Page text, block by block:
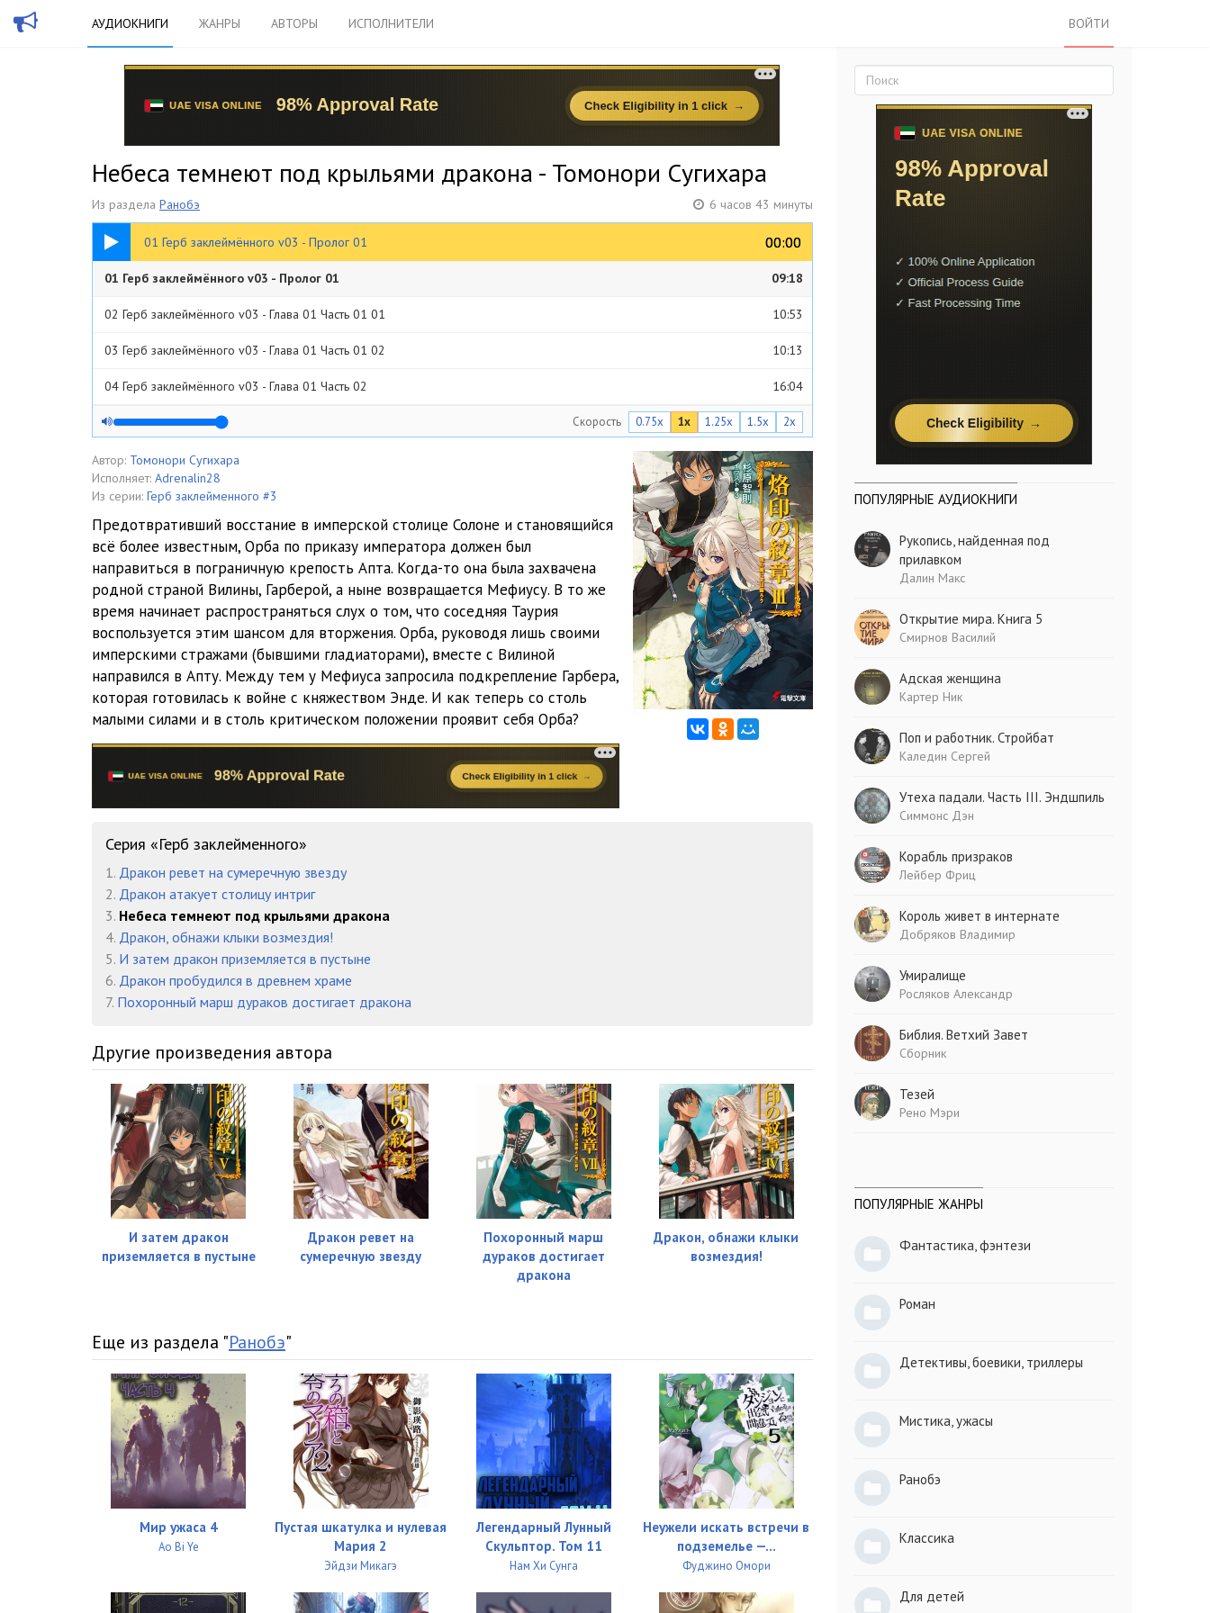
АУДИОКНИГИ ЖАНРЫ АВТОРЫ ИСПОЛНИТЕЛИ ВОЙТИ
Небеса темнеют под крыльями дракона - Томонори Сугихара
Из раздела Ранобэ 6 часов 43 минуты
01 Герб заклеймённого v03 - Пролог 01 00:00
00:00
09:18
01 Герб заклеймённого v03 - Пролог 01 09:18
02 Герб заклеймённого v03 - Глава 01 Часть 01 01 10:53
03 Герб заклеймённого v03 - Глава 01 Часть 01 02 10:13
04 Герб заклеймённого v03 - Глава 01 Часть 02 16:04
05 Герб заклеймённого v03 - Глава 01 Часть 03 15:16
06 Герб заклеймённого v03 - Глава 02 Часть 01 01 13:09
07 Герб заклеймённого v03 - Глава 02 Часть 01 02 07:57
08 Герб заклеймённого v03 - Глава 02 Часть 02 01 07:28
09 Герб заклеймённого v03 - Глава 02 Часть 02 02 10:40
10 Герб заклеймённого v03 - Глава 02 Часть 03 01 11:16
11 Герб заклеймённого v03 - Глава 02 Часть 03 02 09:10
12 Герб заклеймённого v03 - Глава 03 Часть 01 16:19
13 Герб заклеймённого v03 - Глава 03 Часть 02 01 12:30
14 Герб заклеймённого v03 - Глава 03 Часть 02 02
15 Герб заклеймённого v03 - Глава 03 Часть 03
17 Герб заклеймённого v03 - Глава 04 Часть 02 01
18 Герб заклеймённого v03 - Глава 04 Часть 02 02
19 Герб заклеймённого v03 - Глава 04 Часть 03 01
20 Герб заклеймённого v03 - Глава 04 Часть 03 02
21 Герб заклеймённого v03 - Глава 05 Часть 01
23 Герб заклеймённого v03 - Глава 05 Часть 02 02 09:26
24 Герб заклеймённого v03 - Глава 05 Часть 03 16:37
25 Герб заклеймённого v03 - Глава 06 Часть 01 01 10:00
26 Герб заклеймённого v03 - Глава 06 Часть 01 02 08:41
27 Герб заклеймённого v03 - Глава 06 Часть 02 01 12:00
28 Герб заклеймённого v03 - Глава 06 Часть 02 02
31 Герб заклеймённого v03 - Глава 07 Часть 01 17:33
32 Герб заклеймённого v03 - Глава 07 Часть 02 17:58
33 Герб заклеймённого v03 - Глава 07 Часть 03 10:16
34 Герб заклеймённого v03 - Послесловие автора 02:12
Скорость 0.75x 1x 1.25x 1.5x 2x
Автор: Томонори Сугихара
Исполняет: Adrenalin28
Из серии: Герб заклейменного #3
Предотвративший восстание в имперской столице Солоне и становящийся
всё более известным, Орба по приказу императора должен был
направиться в пограничную крепость Апта. Когда-то она была захвачена
родной страной Вилины, Гарберой, а ныне возвращается Мефиусу. В то же
время начинает распространяться слух о том, что соседняя Таурия
воспользуется этим шансом для вторжения. Орба, руководя лишь своими
имперскими стражами (бывшими гладиаторами), вместе с Вилиной
направился в Апту. Между тем у Мефиуса запросила подкрепление Гарбера,
которая готовилась к войне с княжеством Энде. И как теперь со столь
малыми силами и в столь критическом положении проявит себя Орба?
Серия «Герб заклейменного»
1. Дракон ревет на сумеречную звезду
2. Дракон атакует столицу интриг
3. Небеса темнеют под крыльями дракона
4. Дракон, обнажи клыки возмездия!
5. И затем дракон приземляется в пустыне
6. Дракон пробудился в древнем храме
7. Похоронный марш дураков достигает дракона
Другие произведения автора
И затем дракон
приземляется в пустыне
Дракон ревет на
сумеречную звезду
Похоронный марш
дураков достигает
дракона
Дракон, обнажи клыки
возмездия!
Еще из раздела "Ранобэ"
Мир ужаса 4
Ao Bi Ye
Пустая шкатулка и нулевая
Мария 2
Эйдзи Микагэ
Легендарный Лунный
Скульптор. Том 11
Нам Хи Сунга
Неужели искать встречи в
подземелье —...
Фуджино Омори
ПОПУЛЯРНЫЕ АУДИОКНИГИ
Рукопись, найденная под
прилавком
Далин Макс
Открытие мира. Книга 5
Смирнов Василий
Адская женщина
Картер Ник
Поп и работник. Стройбат
Каледин Сергей
Утеха падали. Часть III. Эндшпиль
Симмонс Дэн
Корабль призраков
Лейбер Фриц
Король живет в интернате
Добряков Владимир
Умиралище
Росляков Александр
Библия. Ветхий Завет
Сборник
Тезей
Рено Мэри
ПОПУЛЯРНЫЕ ЖАНРЫ
Фантастика, фэнтези
Роман
Детективы, боевики, триллеры
Мистика, ужасы
Ранобэ
Классика
Для детей